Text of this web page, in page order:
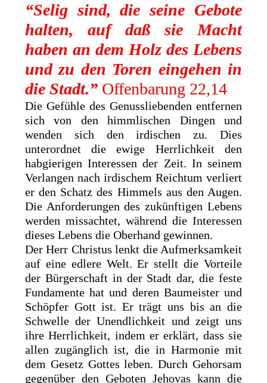
“Selig sind, die seine Gebote
halten, auf daß sie Macht
haben an dem Holz des Lebens
und zu den Toren eingehen in
die Stadt.” Offenbarung 22,14
Die Gefühle des Genussliebenden entfernen
sich von den himmlischen Dingen und
wenden sich den irdischen zu. Dies
unterordnet die ewige Herrlichkeit den
habgierigen Interessen der Zeit. In seinem
Verlangen nach irdischem Reichtum verliert
er den Schatz des Himmels aus den Augen.
Die Anforderungen des zukünftigen Lebens
werden missachtet, während die Interessen
dieses Lebens die Oberhand gewinnen.
Der Herr Christus lenkt die Aufmerksamkeit
auf eine edlere Welt. Er stellt die Vorteile
der Bürgerschaft in der Stadt dar, die feste
Fundamente hat und deren Baumeister und
Schöpfer Gott ist. Er trägt uns bis an die
Schwelle der Unendlichkeit und zeigt uns
ihre Herrlichkeit, indem er erklärt, dass sie
allen zugänglich ist, die in Harmonie mit
dem Gesetz Gottes leben. Durch Gehorsam
gegenüber den Geboten Jehovas kann die